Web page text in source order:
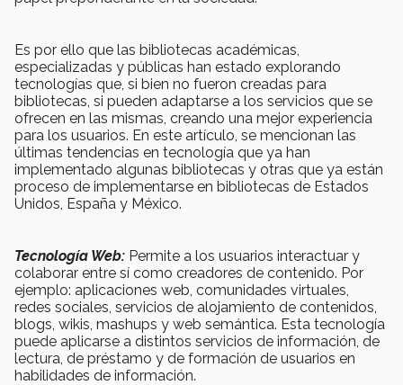
Es por ello que las bibliotecas académicas,
especializadas y públicas han estado explorando
tecnologías que, si bien no fueron creadas para
bibliotecas, si pueden adaptarse a los servicios que se
ofrecen en las mismas, creando una mejor experiencia
para los usuarios. En este artículo, se mencionan las
últimas tendencias en tecnología que ya han
implementado algunas bibliotecas y otras que ya están
proceso de implementarse en bibliotecas de Estados
Unidos, España y México.
Tecnología Web: Permite a los usuarios interactuar y
colaborar entre sí como creadores de contenido. Por
ejemplo: aplicaciones web, comunidades virtuales,
redes sociales, servicios de alojamiento de contenidos,
blogs, wikis, mashups y web semántica. Esta tecnología
puede aplicarse a distintos servicios de información, de
lectura, de préstamo y de formación de usuarios en
habilidades de información.